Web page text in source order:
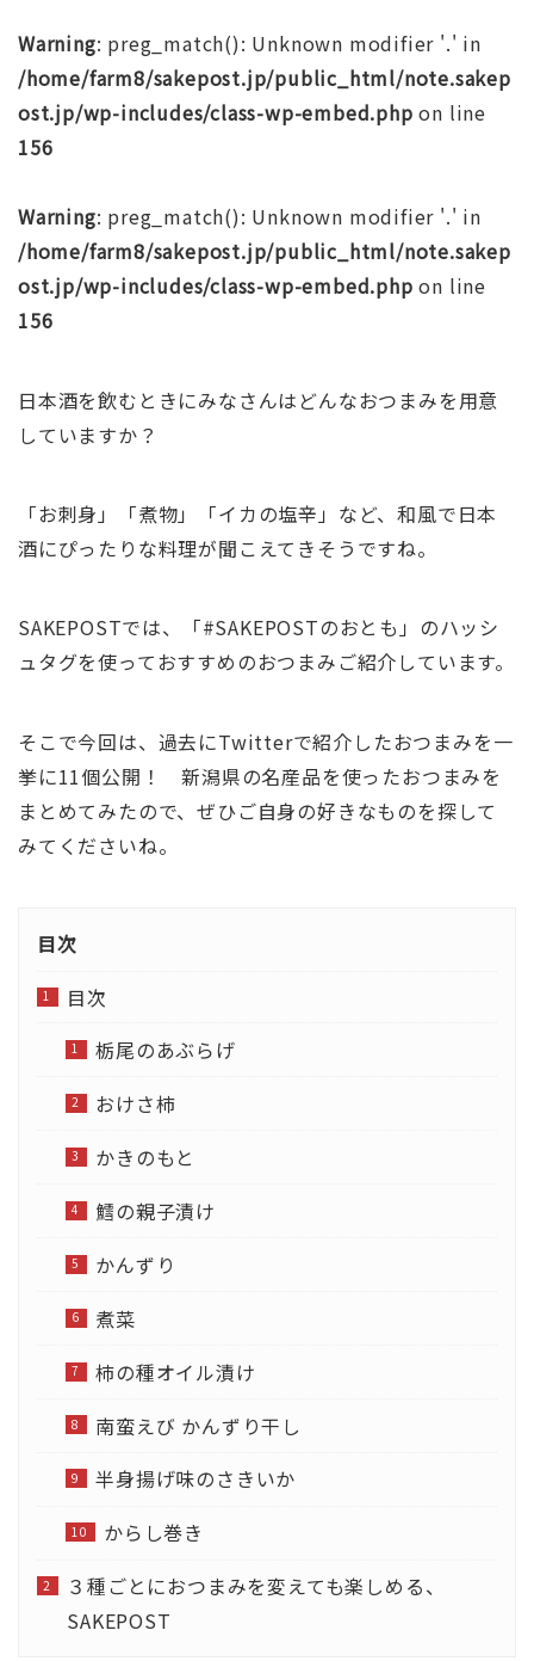
Warning: preg_match(): Unknown modifier '.' in
/home/farm8/sakepost.jp/public_html/note.sakep
ost.jp/wp-includes/class-wp-embed.php on line
156
Warning: preg_match(): Unknown modifier '.' in
/home/farm8/sakepost.jp/public_html/note.sakep
ost.jp/wp-includes/class-wp-embed.php on line
156
日本酒を飲むときにみなさんはどんなおつまみを用意
していますか？
「お刺身」「煮物」「イカの塩辛」など、和風で日本
酒にぴったりな料理が聞こえてきそうですね。
SAKEPOSTでは、「#SAKEPOSTのおとも」のハッシ
ュタグを使っておすすめのおつまみご紹介しています。
そこで今回は、過去にTwitterで紹介したおつまみを一
挙に11個公開！ 新潟県の名産品を使ったおつまみを
まとめてみたので、ぜひご自身の好きなものを探して
みてくださいね。
目次
目次
栃尾のあぶらげ
おけさ柿
かきのもと
鱈の親子漬け
かんずり
煮菜
柿の種オイル漬け
南蛮えび かんずり干し
半身揚げ味のさきいか
からし巻き
３種ごとにおつまみを変えても楽しめる、
SAKEPOST